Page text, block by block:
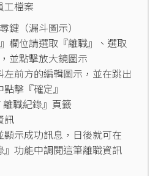
工檔案
鍵（漏斗圖示）
』欄位請選取『離職』、選取
並點擊放大鏡圖示
左前方的編輯圖示，並在跳出
擊『確定』
職紀錄』頁籤
訊
顯示成功訊息，日後就可在
』功能中調閱這筆離職資訊